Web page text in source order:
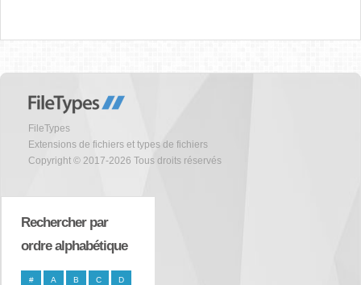
FileTypes
Extensions de fichiers et types de fichiers
Copyright © 2017-2026 Tous droits réservés
Rechercher par
ordre alphabétique
# A B C D